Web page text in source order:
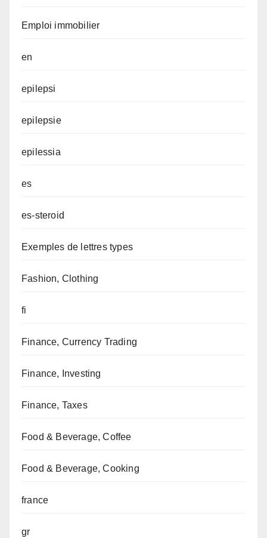
Emploi immobilier
en
epilepsi
epilepsie
epilessia
es
es-steroid
Exemples de lettres types
Fashion, Clothing
fi
Finance, Currency Trading
Finance, Investing
Finance, Taxes
Food & Beverage, Coffee
Food & Beverage, Cooking
france
gr